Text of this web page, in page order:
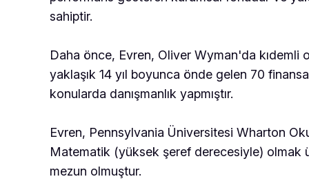
sahiptir.
Daha önce, Evren, Oliver Wyman'da kıdemli
yaklaşık 14 yıl boyunca önde gelen 70
konularda danışmanlık yapmıştır.
Evren, Pennsylvania Üniversitesi Wharton
Matematik (yüksek şeref derecesiyle) olmak
mezun olmuştur.